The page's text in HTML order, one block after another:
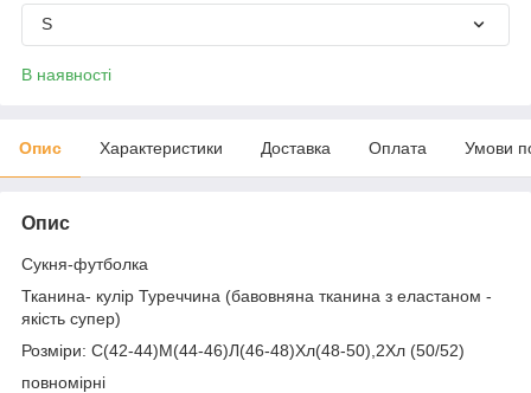
S
В наявності
Опис Характеристики Доставка Оплата Умови
Опис
Сукня-футболка
Тканина- кулір Туреччина (бавовняна тканина з еластаном -
якість супер)
Розміри: С(42-44)М(44-46)Л(46-48)Хл(48-50),2Хл (50/52)
повномірні